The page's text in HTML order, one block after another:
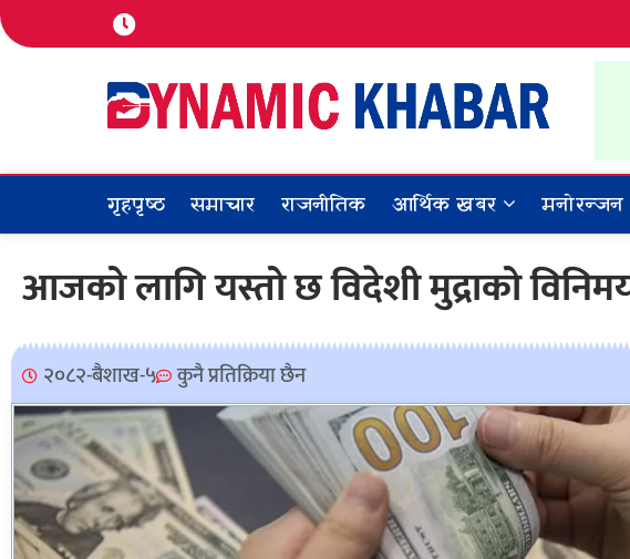
ALL NEWS
गृहपृष्ठ समाचार राजनीतिक आर्थिक खबर मनोरन्जन
आजको लागि यस्तो छ विदेशी मुद्राको
२०८२-बैशाख-५ कुनै प्रतिक्रिया छैन